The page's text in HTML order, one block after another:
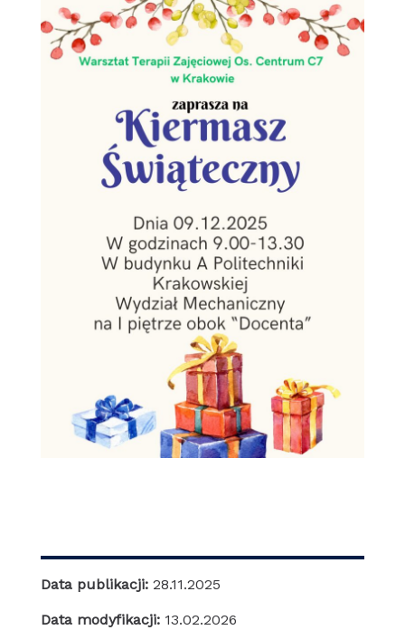
Data publikacji: 28.11.2025
Data modyfikacji: 13.02.2026